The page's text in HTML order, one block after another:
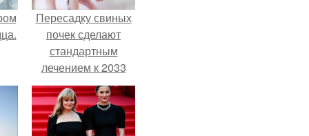
Пересадку свиных
почек сделают
стандартным
лечением к 2033
году в Японии.